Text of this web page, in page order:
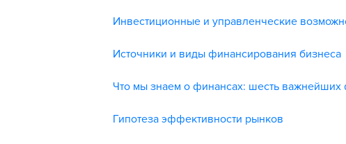
Инвестиционные и управленческие
Источники и виды финансирования бизнеса
Что мы знаем о финансах: шесть
Гипотеза эффективности рынков